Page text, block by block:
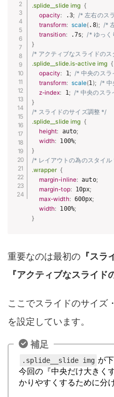
.splide__slide img {
opacity: .3; /* 左右のス
transform: scale(.8); /*
transition: .7s; /* ゆっく
}
/* アクティブなスライドの
.splide__slide.is-active img {
opacity: 1 ; /* 中央のスラ
transform: scale(1 ); /* 中
z-index: 1 ; /* 中央のスラ
}
/* スライドのサイズ調整 */
.splide__slide img {
height: auto;
width: 100%;
}
/* レイアウトの為のスタイル
.wrapper {
margin-inline: auto;
margin-top: 10px;
max-width: 600px;
width: 100%;
}
重要なのは最初の 『スラ
『アクティブなスライド
ここでスライドのサイズ
を設定しています。
補足
.splide__slide img が
今回の『中央だけ大きく
かりやすくするために分